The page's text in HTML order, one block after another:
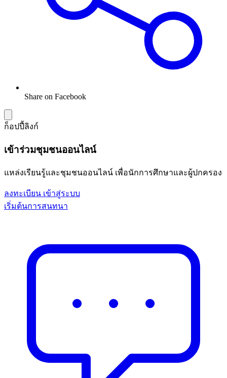
Share on Facebook
ก็อปปี้ลิงก์
เข้าร่วมชุมชนออนไลน์
แหล่งเรียนรู้และชุมชนออนไลน์ เพื่อนักการศึกษาและผู้ปกครอง
ลงทะเบียน เข้าสู่ระบบ
เริ่มต้นการสนทนา